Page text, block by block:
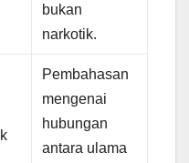
bukan
narkotik.
Pembahasan
mengenai
hubungan
antara ulama